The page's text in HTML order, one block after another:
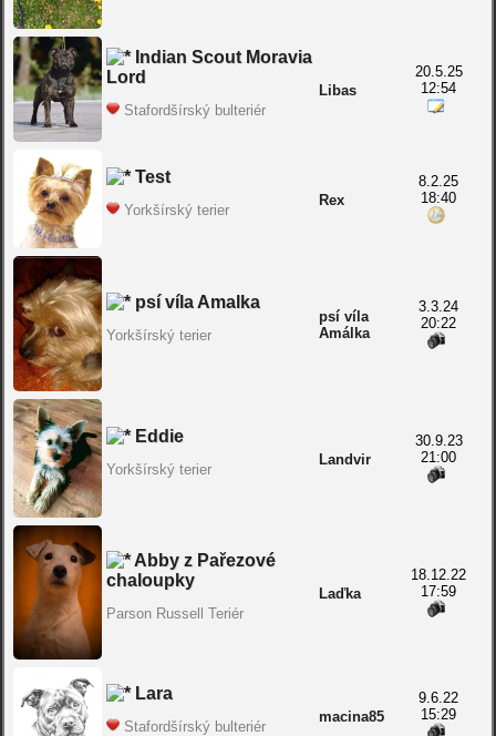
Indian Scout Moravia
Lord
Stafordšírský bulteriér
Libas
20.5.25
12:54
Test
Yorkšírský terier
Rex
8.2.25
18:40
psí víla Amalka
Yorkšírský terier
psí víla
Amálka
3.3.24
20:22
Eddie
Yorkšírský terier
Landvir
30.9.23
21:00
Abby z Pařezové
chaloupky
Parson Russell Teriér
Laďka
18.12.22
17:59
Lara
Stafordšírský bulteriér
macina85
9.6.22
15:29